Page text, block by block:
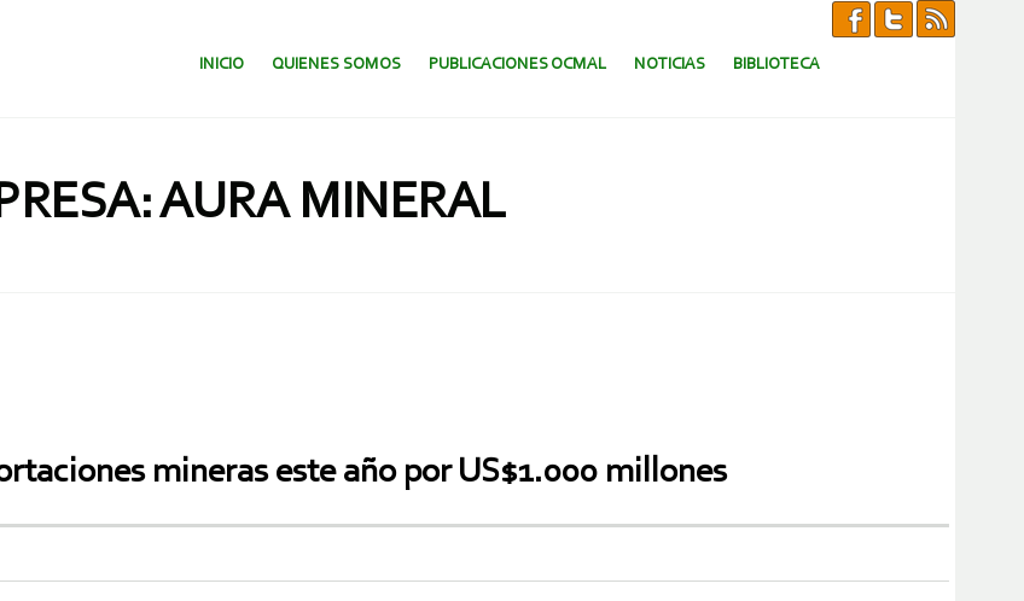
SALTAR AL CONTENIDO.
INICIO QUIENES SOMOS PUBLICACIONES OCMAL NOTICIAS BIBLIOTECA
AURA MINERAL
mineras este año por US$1.000 millones